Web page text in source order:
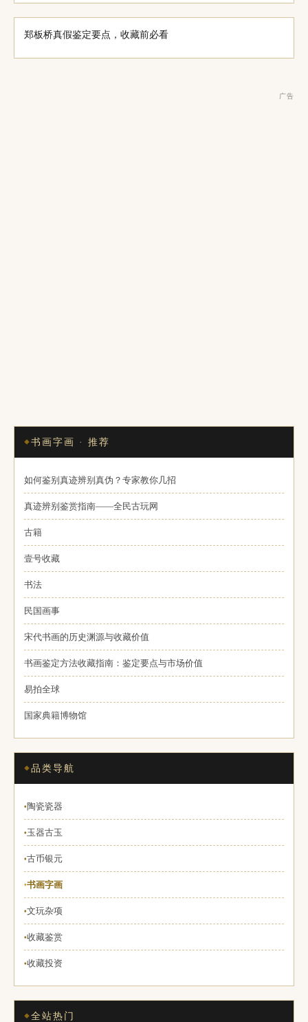
郑板桥真假鉴定要点，收藏前必看
广告
书画字画 · 推荐
如何鉴别真迹辨别真伪？专家教你几招
真迹辨别鉴赏指南——全民古玩网
古籍
壹号收藏
书法
民国画事
宋代书画的历史渊源与收藏价值
书画鉴定方法收藏指南：鉴定要点与市场价值
易拍全球
国家典籍博物馆
品类导航
♦ 陶瓷瓷器
♦ 玉器古玉
♦古币银元
♦书画字画
♦文玩杂项
♦收藏鉴赏
♦收藏投资
全站热门